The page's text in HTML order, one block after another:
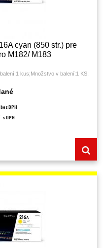
cyan (850 str.) pre
M182/ M183
kus;Množstvo v balení:1 KS;
bez DPH
s DPH